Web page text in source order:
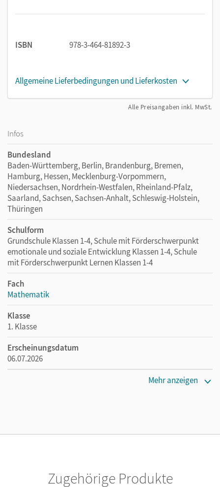
ISBN 978-3-464-81892-3
Allgemeine Lieferbedingungen und Lieferkosten
Alle Preisangaben inkl. MwSt.
Infos
Bundesland
Baden-Württemberg, Berlin, Brandenburg, Bremen,
Hamburg, Hessen, Mecklenburg-Vorpommern,
Niedersachsen, Nordrhein-Westfalen, Rheinland-Pfalz,
Saarland, Sachsen, Sachsen-Anhalt, Schleswig-Holstein,
Thüringen
Schulform
Grundschule Klassen 1-4, Schule mit Förderschwerpunkt
emotionale und soziale Entwicklung Klassen 1-4, Schule
mit Förderschwerpunkt Lernen Klassen 1-4
Fach
Mathematik
Klasse
1. Klasse
Erscheinungsdatum
06.07.2026
Mehr anzeigen
Zugehörige Produkte